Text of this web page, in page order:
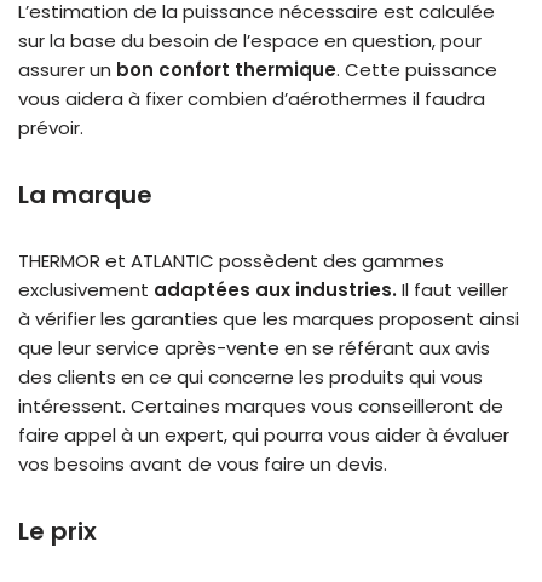
L’estimation de la puissance nécessaire est calculée
sur la base du besoin de l’espace en question, pour
assurer un bon confort thermique. Cette puissance
vous aidera à fixer combien d’aérothermes il faudra
prévoir.
La marque
THERMOR et ATLANTIC possèdent des gammes
exclusivement adaptées aux industries. Il faut veiller
à vérifier les garanties que les marques proposent ainsi
que leur service après-vente en se référant aux avis
des clients en ce qui concerne les produits qui vous
intéressent. Certaines marques vous conseilleront de
faire appel à un expert, qui pourra vous aider à évaluer
vos besoins avant de vous faire un devis.
Le prix